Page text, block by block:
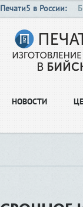
Печати5 в России:
НОВОСТИ